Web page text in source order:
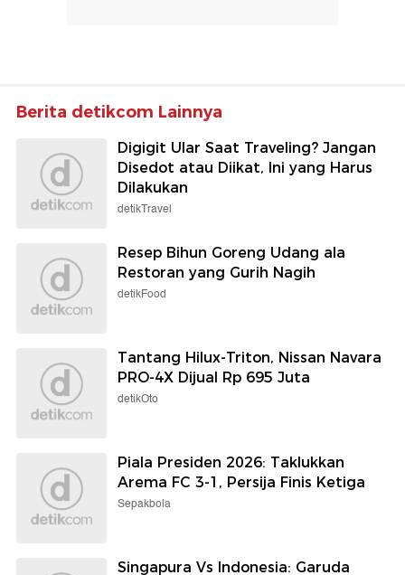
Berita detikcom Lainnya
Digigit Ular Saat Traveling? Jangan
Disedot atau Diikat, Ini yang Harus
Dilakukan
detikTravel
Resep Bihun Goreng Udang ala
Restoran yang Gurih Nagih
detikFood
Tantang Hilux-Triton, Nissan Navara
PRO-4X Dijual Rp 695 Juta
detikOto
Piala Presiden 2026: Taklukkan
Arema FC 3-1, Persija Finis Ketiga
Sepakbola
Singapura Vs Indonesia: Garuda